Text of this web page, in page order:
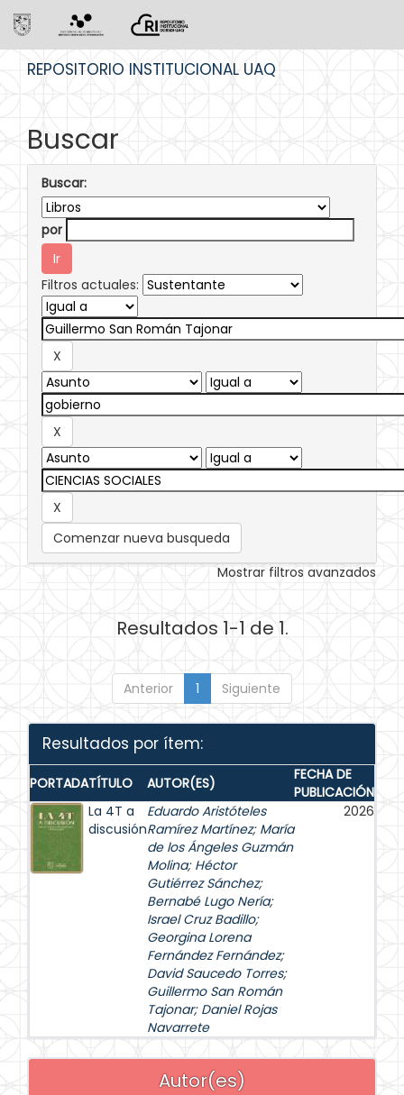
REPOSITORIO INSTITUCIONAL UAQ
Buscar
Buscar:
por
Filtros actuales:
Comenzar nueva busqueda
Mostrar filtros avanzados
Resultados 1-1 de 1.
Anterior 1 Siguiente
Resultados por ítem:
PORTADATÍTULO AUTOR(ES)
FECHA DE
PUBLICACIÓN
La 4T a
discusión
Eduardo Aristóteles
Ramírez Martínez; María
de los Ángeles Guzmán
Molina; Héctor
Gutiérrez Sánchez;
Bernabé Lugo Nería;
Israel Cruz Badillo;
Georgina Lorena
Fernández Fernández;
David Saucedo Torres;
Guillermo San Román
Tajonar; Daniel Rojas
Navarrete
2026
Autor(es)